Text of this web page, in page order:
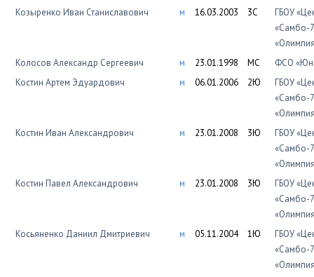
Козыренко Иван Станиславович
м 16.03.2003 3С
ГБОУ
«Самбо-
Колосов Александр Сергеевич
м 23.01.1998 МС
ФСО
Костин Артем Эдуардович
м 06.01.2006 2Ю
ГБОУ
«Самбо-
Костин Иван Александрович
м 23.01.2008 3Ю
ГБОУ
«Самбо-
Костин Павел Александрович
м 23.01.2008 3Ю
ГБОУ
«Самбо-
Косьяненко Даниил Дмитриевич
м 05.11.2004 1Ю
ГБОУ
«Самбо-